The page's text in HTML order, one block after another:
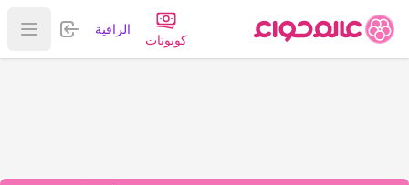
كوبونات
الراقية تسجيل
عرض